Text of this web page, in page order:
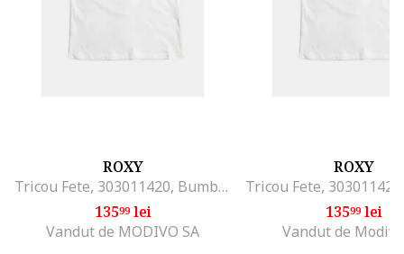
ROXY
Tricou Fete, 303011420, Bumbac, Alb
13599lei
Vandut de MODIVO SA
ROXY
13599lei
Vandut de